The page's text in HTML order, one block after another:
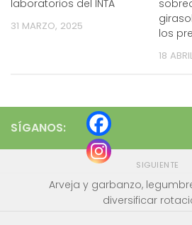
laboratorios del INTA
31 MARZO, 2025
los
18
SÍGANOS:
SIGUIENTE
Arveja y garbanzo,
diversificar